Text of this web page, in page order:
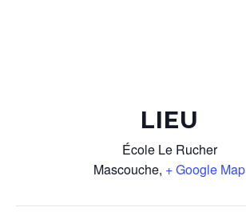
LIEU
École Le Rucher
Mascouche, + Google Map